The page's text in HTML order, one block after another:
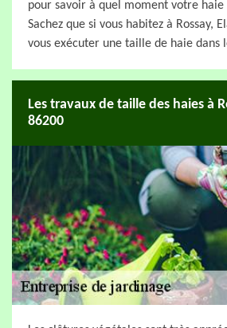
pour savoir à quel moment votre
Sachez que si vous habitez à Rossay,
vous exécuter une taille de haie dans
Les travaux de taille des haies à
86200